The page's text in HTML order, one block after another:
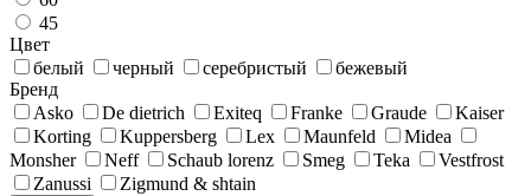
45
Цвет
белый
черный серебристый
бежевый
Бренд
Asko
De dietrich Exiteq Franke Graude
Kaiser
Korting
Kuppersberg Lex Maunfeld
Midea
Monsher
Neff Schaub lorenz Smeg Teka
Vestfrost
Zanussi
Zigmund & shtain